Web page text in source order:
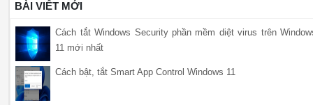
BÀI VIẾT MỚI
Cách tắt Windows Security phần mềm diệt virus trên
11 mới nhất
Cách bật, tắt Smart App Control Windows 11